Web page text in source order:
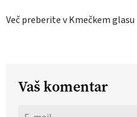
Več preberite v Kmečkem glasu
Vaš komentar